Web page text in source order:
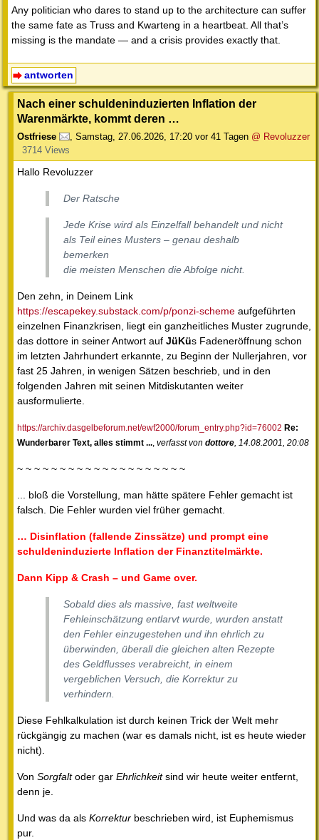
Any politician who dares to stand up to the architecture can suffer
the same fate as Truss and Kwarteng in a heartbeat. All that’s
missing is the mandate — and a crisis provides exactly that.
antworten
Nach einer schuldeninduzierten Inflation der
Warenmärkte, kommt deren …
Ostfriese , Samstag, 27.06.2026, 17:20 vor 41 Tagen @ Revoluzzer
3714 Views
Hallo Revoluzzer
Der Ratsche
Jede Krise wird als Einzelfall behandelt und nicht
als Teil eines Musters – genau deshalb
bemerken
die meisten Menschen die Abfolge nicht.
Den zehn, in Deinem Link
https://escapekey.substack.com/p/ponzi-scheme aufgeführten
einzelnen Finanzkrisen, liegt ein ganzheitliches Muster zugrunde,
das dottore in seiner Antwort auf JüKüs Fadeneröffnung schon
im letzten Jahrhundert erkannte, zu Beginn der Nullerjahren, vor
fast 25 Jahren, in wenigen Sätzen beschrieb, und in den
folgenden Jahren mit seinen Mitdiskutanten weiter
ausformulierte.
https://archiv.dasgelbeforum.net/ewf2000/forum_entry.php?id=76002 Re:
Wunderbarer Text, alles stimmt ... verfasst von dottore , 14.08.2001, 20:08
~ ~ ~ ~ ~ ~ ~ ~ ~ ~ ~ ~ ~ ~ ~ ~ ~ ~ ~ ~
... bloß die Vorstellung, man hätte spätere Fehler gemacht ist
falsch. Die Fehler wurden viel früher gemacht.
… Disinflation (fallende Zinssätze) und prompt eine
schuldeninduzierte Inflation der Finanztitelmärkte.
Dann Kipp & Crash – und Game over.
Sobald dies als massive, fast weltweite
Fehleinschätzung entlarvt wurde, wurden anstatt
den Fehler einzugestehen und ihn ehrlich zu
überwinden, überall die gleichen alten Rezepte
des Geldflusses verabreicht, in einem
vergeblichen Versuch, die Korrektur zu
verhindern.
Diese Fehlkalkulation ist durch keinen Trick der Welt mehr
rückgängig zu machen (war es damals nicht, ist es heute wieder
nicht).
Von Sorgfaltoder gar Ehrlichkeitsind wir heute weiter entfernt,
denn je.
Und was da als Korrektur beschrieben wird, ist Euphemismus
pur.